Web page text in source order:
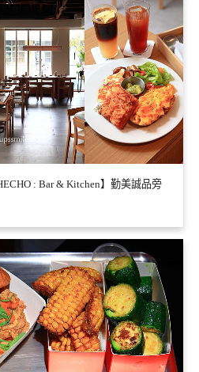
: Bar & Kitchen】勤美誠品旁